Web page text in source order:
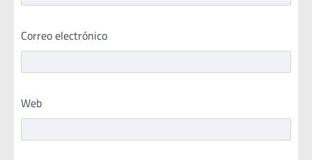
Correo electrónico
Web